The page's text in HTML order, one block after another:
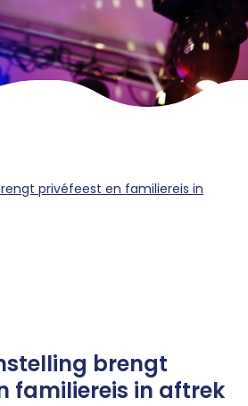
privéfeest en familiereis in
brengt
familiereis in aftrek